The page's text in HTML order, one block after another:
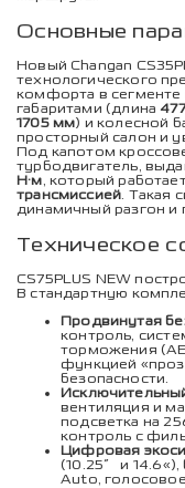
Основные
Новый Changan
технологического
комфорта в
габаритами (длина
1705 мм) и колесной
просторный салон и
Под капотом
турбодвигатель,
Н·м, который
трансмиссией. Такая
динамичный разгон и
Техническое
CS75PLUS NEW
В стандартную
Продвинутая
контроль,
торможения
функцией
безопасности.
вентиляция и
подсветка на
контроль с
Цифровая
(10.25″ и
Auto,